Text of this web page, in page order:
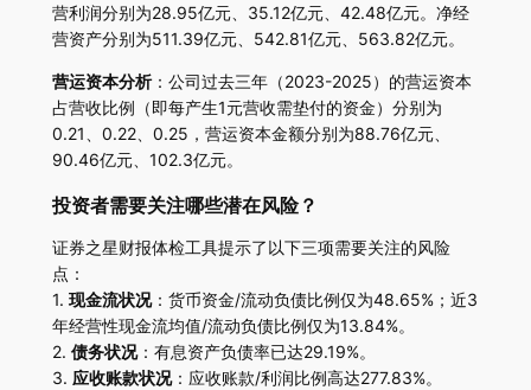
营利润分别为28.95亿元、35.12亿元、42.48亿元。净经
营资产分别为511.39亿元、542.81亿元、563.82亿元。
营运资本分析：公司过去三年（2023-2025）的营运资本
占营收比例（即每产生1元营收需垫付的资金）分别为
0.21、0.22、0.25，营运资本金额分别为88.76亿元、
90.46亿元、102.3亿元。
投资者需要关注哪些潜在风险？
证券之星财报体检工具提示了以下三项需要关注的风险
点：
1. 现金流状况：货币资金/流动负债比例仅为48.65%；近3
年经营性现金流均值/流动负债比例仅为13.84%。
2. 债务状况：有息资产负债率已达29.19%。
3. 应收账款状况：应收账款/利润比例高达277.83%。